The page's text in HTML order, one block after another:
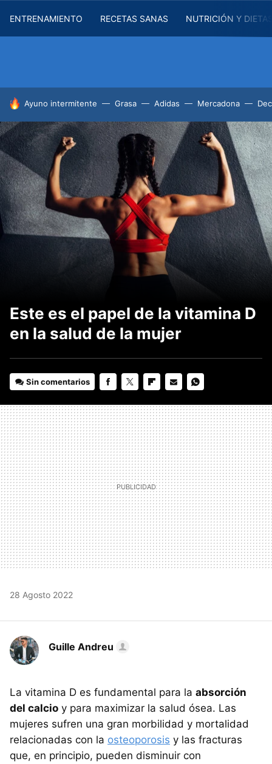
ENTRENAMIENTO RECETAS SANAS NUTRICIÓN Y
HOY SE HABLA DE
Ayuno intermitente Grasa Adidas Mercadona
Este es el papel de la vitamina D
en la salud de la mujer
Sin comentarios
MAIL
28 Agosto 2022
Guille Andreu
La vitamina D es fundamental para la absorción
del calcio y para maximizar la salud ósea. Las
mujeres sufren una gran morbilidad y mortalidad
relacionadas con la osteoporosis y las fracturas
que, en principio, pueden disminuir con